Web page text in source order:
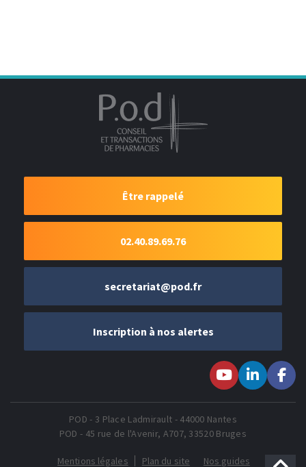
Être rappelé
02.40.89.69.76
secretariat@pod.fr
Inscription à nos alertes
Youtubesur LinkedIn
nous sur
POD - 3 Place Ladmirault - 44000 Nantes
POD - 45 rue de l'Avenir, A707, 33520 Bruges
Mentions légales Plan du site
Nos guides